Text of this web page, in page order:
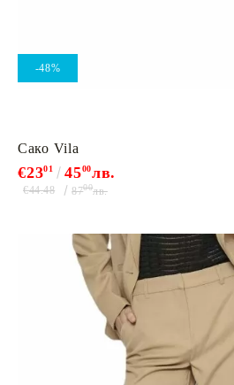
-48%
Сако Vila
€2301 4500лв.
€44.48 8700лв.